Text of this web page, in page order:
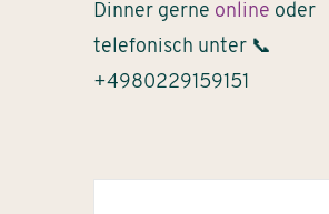
Dinner gerne online oder
telefonisch unter 📞
+4980229159151